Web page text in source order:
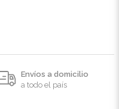
Envíos a domicilio
a todo el país